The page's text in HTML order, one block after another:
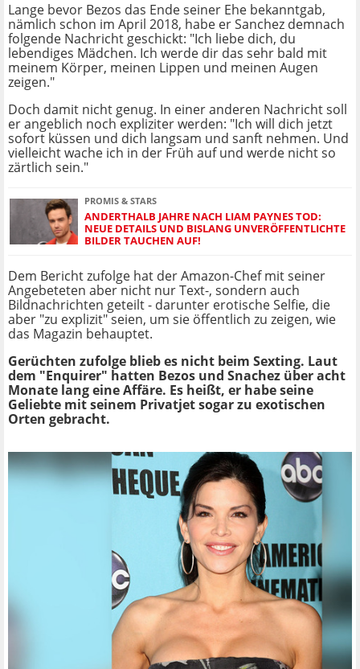
Lange bevor Bezos das Ende seiner Ehe bekanntgab,
nämlich schon im April 2018, habe er Sanchez demnach
folgende Nachricht geschickt: "Ich liebe dich, du
lebendiges Mädchen. Ich werde dir das sehr bald mit
meinem Körper, meinen Lippen und meinen Augen
zeigen."
Doch damit nicht genug. In einer anderen Nachricht soll
er angeblich noch expliziter werden: "Ich will dich jetzt
sofort küssen und dich langsam und sanft nehmen. Und
vielleicht wache ich in der Früh auf und werde nicht so
zärtlich sein."
PROMIS & STARS
ANDERTHALB JAHRE NACH LIAM PAYNES TOD:
NEUE DETAILS UND BISLANG UNVERÖFFENTLICHTE
BILDER TAUCHEN AUF!
Dem Bericht zufolge hat der Amazon-Chef mit seiner
Angebeteten aber nicht nur Text-, sondern auch
Bildnachrichten geteilt - darunter erotische Selfie, die
aber "zu explizit" seien, um sie öffentlich zu zeigen, wie
das Magazin behauptet.
Gerüchten zufolge blieb es nicht beim Sexting. Laut
dem "Enquirer" hatten Bezos und Snachez über acht
Monate lang eine Affäre. Es heißt, er habe seine
Geliebte mit seinem Privatjet sogar zu exotischen
Orten gebracht.